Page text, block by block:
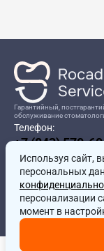
Гарантийный,
обслуживание
Телефон:
+7 (843) 570-
Режим работы:
Адрес:
г.Казань,
Почта:
Другие
Используя сайт,
персональных
персонализации
момент в